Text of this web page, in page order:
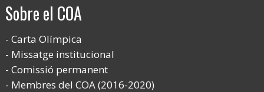
Sobre el COA
Carta Olímpica
Missatge institucional
Comissió permanent
Membres del COA (2016-2020)